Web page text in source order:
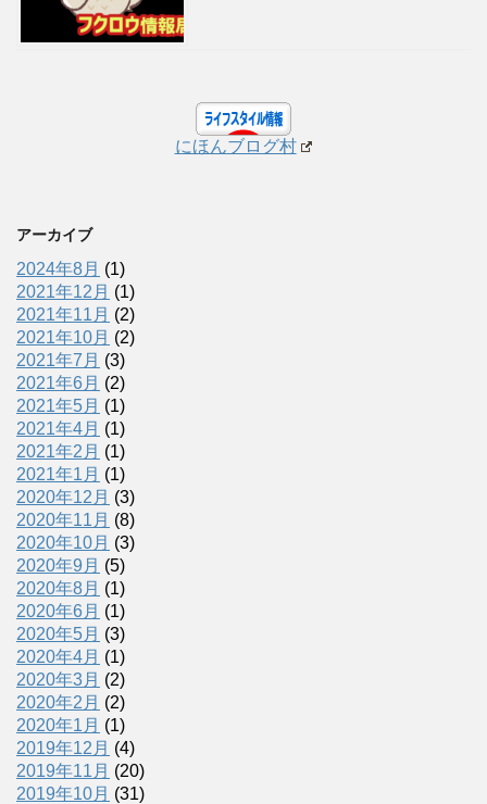
にほんブログ村
アーカイブ
2024年8月 (1)
2021年12月 (1)
2021年11月 (2)
2021年10月 (2)
2021年7月 (3)
2021年6月 (2)
2021年5月 (1)
2021年4月 (1)
2021年2月 (1)
2021年1月 (1)
2020年12月 (3)
2020年11月 (8)
2020年10月 (3)
2020年9月 (5)
2020年8月 (1)
2020年6月 (1)
2020年5月 (3)
2020年4月 (1)
2020年3月 (2)
2020年2月 (2)
2020年1月 (1)
2019年12月 (4)
2019年11月 (20)
2019年10月 (31)